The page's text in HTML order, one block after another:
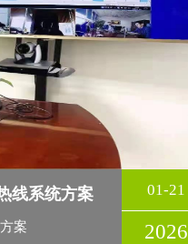
线系统方案
案
01-21
2026